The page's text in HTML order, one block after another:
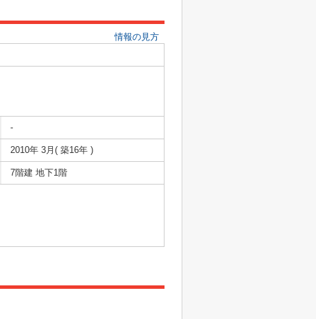
情報の見方
-
2010年 3月( 築16年 )
7階建 地下1階